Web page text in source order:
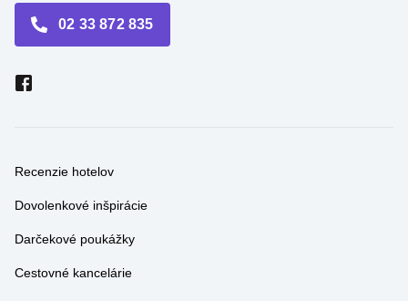
02 33 872 835
Recenzie hotelov
Dovolenkové inšpirácie
Darčekové poukážky
Cestovné kancelárie